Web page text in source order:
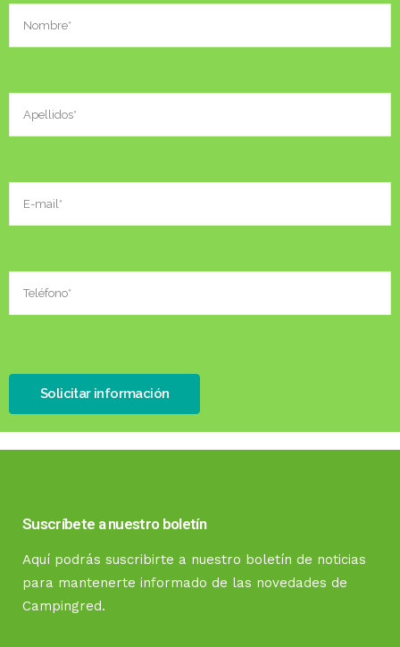
Suscríbete a nuestro boletín
Aquí podrás suscribirte a nuestro boletín de noticias
para mantenerte informado de las novedades de
Campingred.